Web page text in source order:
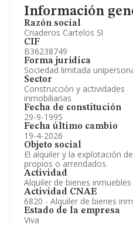
Información
Razón social
Criaderos Cartelos Sl
CIF
B36238749
Forma jurídica
Sociedad limitada
Sector
Construcción y actividades
inmobiliarias
Fecha de constitución
29-9-1995
Fecha último cambio
19-4-2026
Objeto social
El alquiler y la explotación
propios o arrendados.
Actividad
Alquiler de bienes inmuebles
Actividad CNAE
6820 - Alquiler de bienes
Estado de la empresa
Viva
Información oficial y